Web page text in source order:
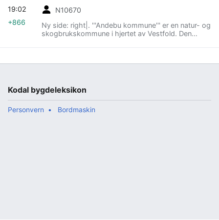
N10670
Ny side: right|. '''Andebu kommune''' er en natur- og
skogbrukskommune i hjertet av Vestfold. Den
19:02
+866
Kodal bygdeleksikon
Personvern Bordmaskin